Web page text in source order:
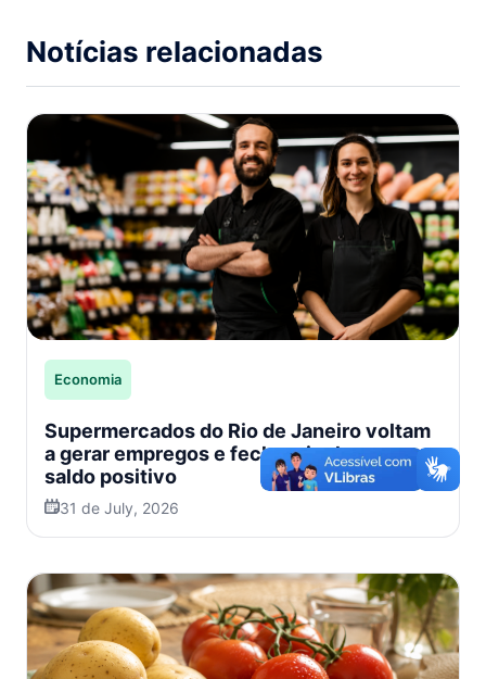
Notícias relacionadas
Economia
Supermercados do Rio de Janeiro voltam
a gerar empregos e fecham junho com
saldo positivo
31 de July, 2026